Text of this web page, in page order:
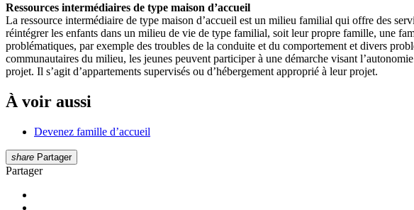
Ressources intermédiaires de type maison d’accueil
La ressource intermédiaire de type maison d’accueil est un milieu familial qui offre des
réintégrer les enfants dans un milieu de vie de type familial, soit leur propre famille, une
problématiques, par exemple des troubles de la conduite et du comportement et divers
communautaires du milieu, les jeunes peuvent participer à une démarche visant
projet. Il s’agit d’appartements supervisés ou d’hébergement approprié à leur projet.
À voir aussi
Devenez famille d’accueil
share Partager
Partager